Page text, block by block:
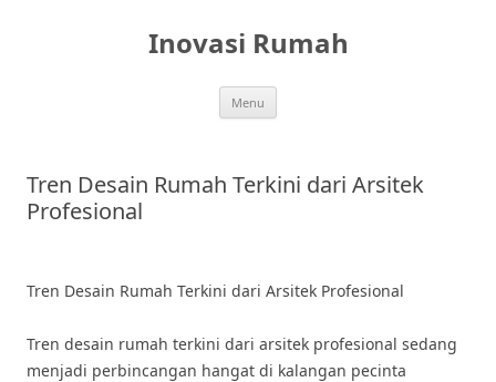
Inovasi Rumah
Menu
Tren Desain Rumah Terkini dari Arsitek
Profesional
Tren Desain Rumah Terkini dari Arsitek Profesional
Tren desain rumah terkini dari arsitek profesional sedang
menjadi perbincangan hangat di kalangan pecinta